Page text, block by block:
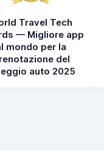
Travel Tech
— Migliore app
mondo per la
del
auto 2025